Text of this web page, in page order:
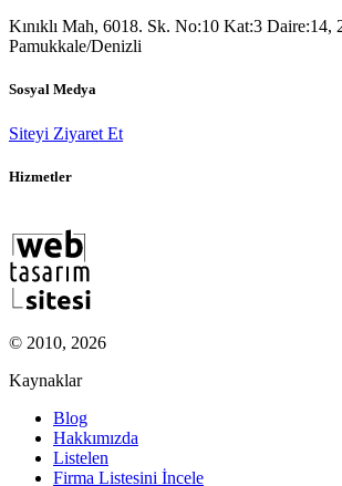
Kınıklı Mah, 6018. Sk. No:10 Kat:3 Daire:14,
Pamukkale/Denizli
Sosyal Medya
Siteyi Ziyaret Et
Hizmetler
© 2010, 2026
Kaynaklar
Blog
Hakkımızda
Listelen
Firma Listesini İncele